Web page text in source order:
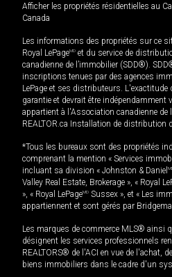
Afficher les propriétés résidentielles au
Canada
Les informations des propriétés sur ce
Royal LePageMD et du service de
canadienne de l’immobilier (SDD®).
inscriptions tenues par des agences
LePage et ses distributeurs.
garantie et devrait être indépendamment
appartient à l'Association canadienne de
REALTOR.ca Installation de distribution
*Tous les bureaux sont des propriétés
comprenant la mention « Services
incluant sa division « Johnston & Daniel
Valley Real Estate, Brokerage », « Royal
», « Royal LePageMD Sussex », et « Les
appartiennent et sont gérés par
Les marques de commerce MLS® ainsi
désignent les services professionnels
REALTORS® de l'ACI en vue de l'achat,
biens immobiliers dans le cadre d'un